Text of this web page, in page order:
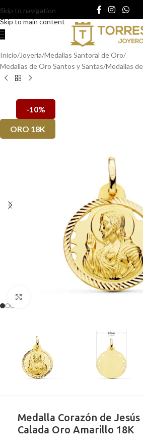
Skip to navigation
Skip to main content
Inicio/Joyería/Medallas Santoral de Oro/
Medallas de Oro Santos y Santas/Medallas
-10%
ORO 18K
Medalla Corazón de
Calada Oro Amarillo 18K